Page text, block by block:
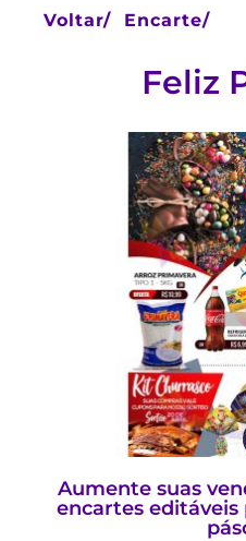
Voltar/ Encarte/
Feliz
Aumente suas
encartes